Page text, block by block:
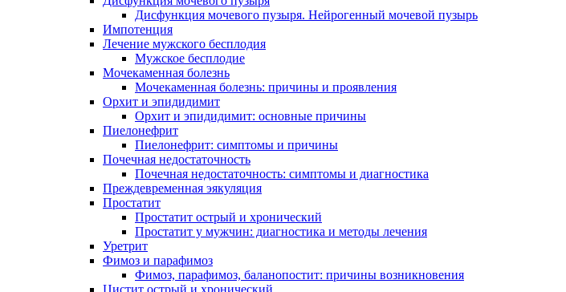
Дисфункция мочевого пузыря. Нейрогенный мочевой пузырь
Импотенция
Лечение мужского бесплодия
Мужское бесплодие
Мочекаменная болезнь
Мочекаменная болезнь: причины и проявления
Орхит и эпидидимит
Орхит и эпидидимит: основные причины
Пиелонефрит
Пиелонефрит: симптомы и причины
Почечная недостаточность
Почечная недостаточность: симптомы и диагностика
Преждевременная эякуляция
Простатит
Простатит острый и хронический
Простатит у мужчин: диагностика и методы лечения
Уретрит
Фимоз и парафимоз
Фимоз, парафимоз, баланопостит: причины возникновения
Цистит острый и хронический